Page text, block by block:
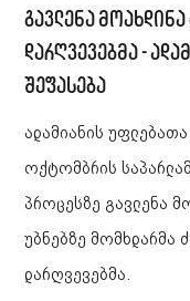
გავლენა
დარღვევებმა -
შეფასება
ადამიანის
ოქტომბრის
პროცესზე გავლენა
უბნებზე მომხდარმა
დარღვევებმა.